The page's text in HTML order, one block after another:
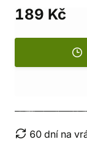
189 Kč
60 dní na